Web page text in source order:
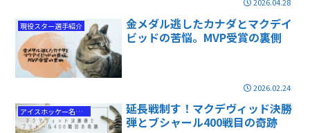
現役スター選手紹介
金メダル逃したカナダとマクデイ
ビッドの苦悩。MVP受賞の裏側
2026.02.24
アイスホッケー名勝負
延長戦制す！マクデヴィッド決勝
弾とブシャール400戦目の奇跡